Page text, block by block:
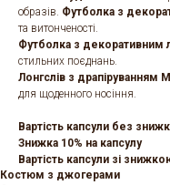
образів. Футболка з
та витонченості.
Футболка з
стильних поєднань.
Лонгслів з драпіруванням
для щоденного носіння.
Вартість капсули без
Знижка 10% на капсулу
Вартість капсули зі
Костюм з джогерами